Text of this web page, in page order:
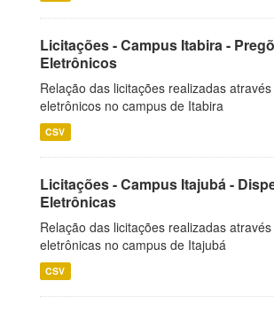
Licitações - Campus Itabira -
Eletrônicos
Relação das licitações realizadas
eletrônicos no campus de Itabira
CSV
Licitações - Campus Itajubá -
Eletrônicas
Relação das licitações realizadas
eletrônicas no campus de Itajubá
CSV